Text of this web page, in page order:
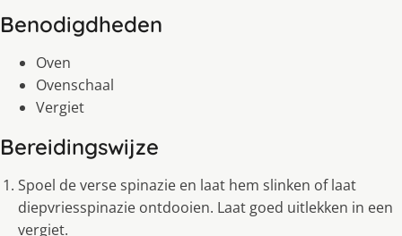
Benodigdheden
Oven
Ovenschaal
Vergiet
Bereidingswijze
Spoel de verse spinazie en laat hem slinken of laat
diepvriesspinazie ontdooien. Laat goed uitlekken in een
vergiet.